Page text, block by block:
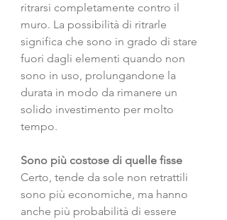
ritrarsi completamente contro il
muro. La possibilità di ritrarle
significa che sono in grado di stare
fuori dagli elementi quando non
sono in uso, prolungandone la
durata in modo da rimanere un
solido investimento per molto
tempo.
Sono più costose di quelle fisse
Certo, tende da sole non retrattili
sono più economiche, ma hanno
anche più probabilità di essere